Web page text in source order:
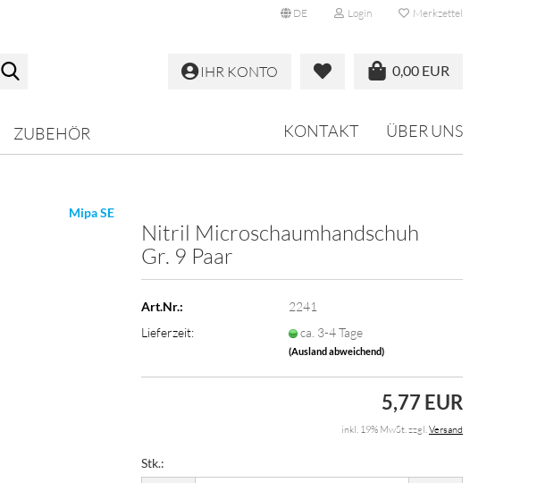
DE Login Merkzettel
0,00 EUR
IHR KONTO
ZUBEHÖR KONTAKT ÜBER UNS
Mipa SE
Nitril Microschaumhandschuh
Gr. 9 Paar
Art.Nr.:
2241
Lieferzeit:
ca. 3-4 Tage
(Ausland abweichend)
5,77 EUR
inkl. 19% MwSt. zzgl.Versand
Stk.: